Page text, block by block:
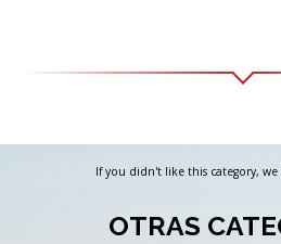
If you didn't like this category,
OTRAS